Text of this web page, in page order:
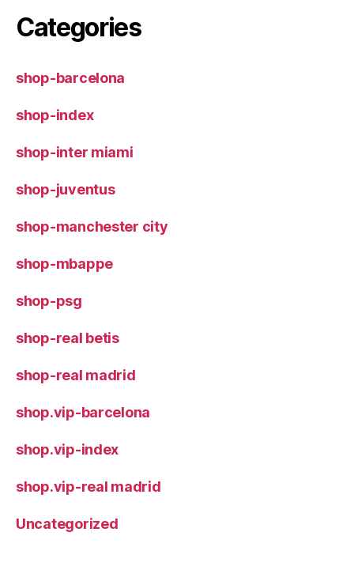
Categories
shop-barcelona
shop-index
shop-inter miami
shop-juventus
shop-manchester city
shop-mbappe
shop-psg
shop-real betis
shop-real madrid
shop.vip-barcelona
shop.vip-index
shop.vip-real madrid
Uncategorized